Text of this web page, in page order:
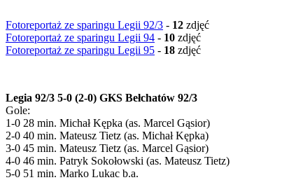
Fotoreportaż ze sparingu Legii 92/3 - 12 zdjęć
Fotoreportaż ze sparingu Legii 94 - 10 zdjęć
Fotoreportaż ze sparingu Legii 95 - 18 zdjęć
Legia 92/3 5-0 (2-0) GKS Bełchatów 92/3
Gole:
1-0 28 min. Michał Kępka (as. Marcel Gąsior)
2-0 40 min. Mateusz Tietz (as. Michał Kępka)
3-0 45 min. Mateusz Tietz (as. Marcel Gąsior)
4-0 46 min. Patryk Sokołowski (as. Mateusz Tietz)
5-0 51 min. Marko Lukac b.a.